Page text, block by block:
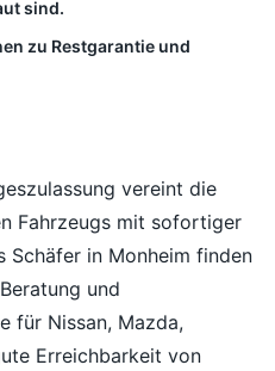
sind.
zu Restgarantie und
vereint die
Fahrzeugs mit sofortiger
Schäfer in Monheim finden
und
für Nissan, Mazda,
Erreichbarkeit von